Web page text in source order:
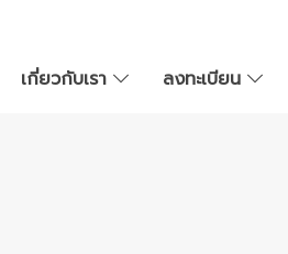
เกี่ยวกับเรา ลงทะเบียน